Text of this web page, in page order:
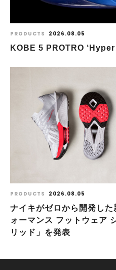
PRODUCTS 2026.08.05
KOBE 5 PROTRO
PRODUCTS 2026.08.05
ナイキがゼロから開発し
ォーマンス フットウェア
リッド」を発表